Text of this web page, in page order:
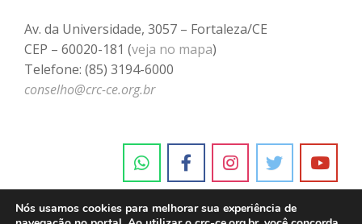
Av. da Universidade, 3057 – Fortaleza/CE
CEP – 60020-181 (veja no mapa)
Telefone: (85) 3194-6000
conselho@crc-ce.org.br
Nós usamos cookies para melhorar sua experiência de